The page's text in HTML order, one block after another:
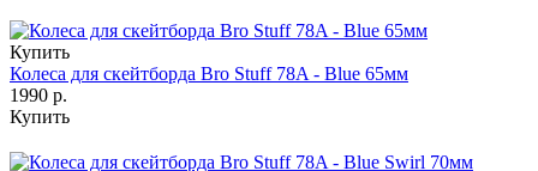
Купить
Колеса для скейтборда Bro Stuff 78A - Blue 65мм
1990 р.
Купить